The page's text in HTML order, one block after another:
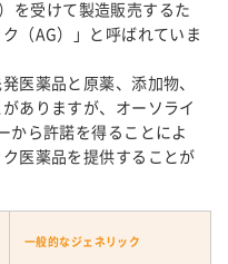
を受けて製造販売するた
（AG）」と呼ばれていま
医薬品と原薬、添加物、
ありますが、オーソライ
から許諾を得ることによ
医薬品を提供することが
一般的なジェネリック